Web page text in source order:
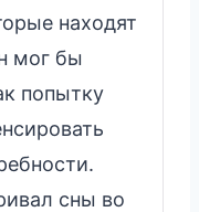
находят
мог бы
попытку
сны во